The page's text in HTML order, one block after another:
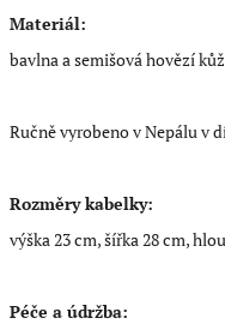
Materiál:
bavlna a semišová hovězí
Ručně vyrobeno v Nepálu v
Rozměry kabelky:
výška 23 cm, šířka 28 cm,
Péče a údržba: